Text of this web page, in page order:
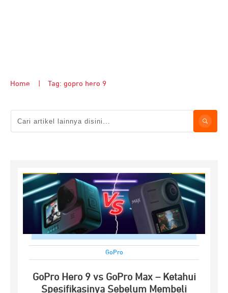
Home Tag: gopro hero 9
GoPro
GoPro Hero 9 vs GoPro Max – Ketahui
Spesifikasinya Sebelum Membeli